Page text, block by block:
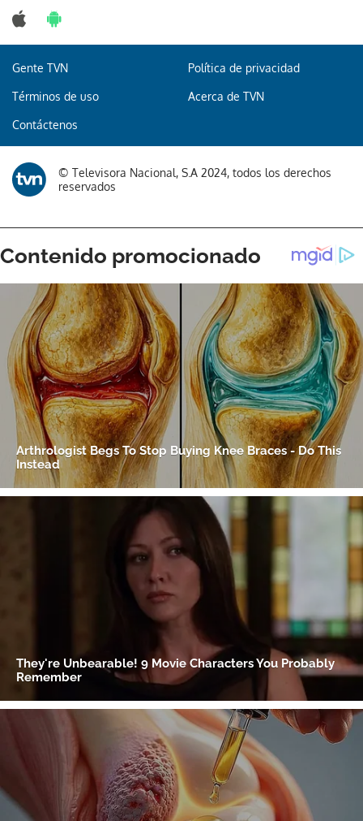
Gracias por suscribirte a nuestro boletín.
ACEPTAR
Gente TVN Política de privacidad
Términos de uso Acerca de TVN
Contáctenos
© Televisora Nacional, S.A 2024, todos los derechos
reservados